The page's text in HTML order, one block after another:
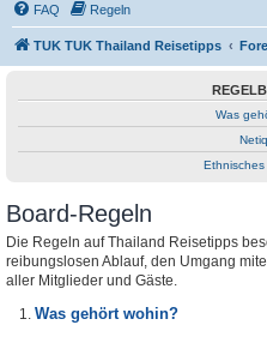
FAQ Regeln
TUK TUK Thailand Reisetipps
Was
Board-Regeln
Die Regeln auf Thailand Reisetipps
reibungslosen Ablauf, den Umgang
aller Mitglieder und Gäste.
Was gehört wohin?